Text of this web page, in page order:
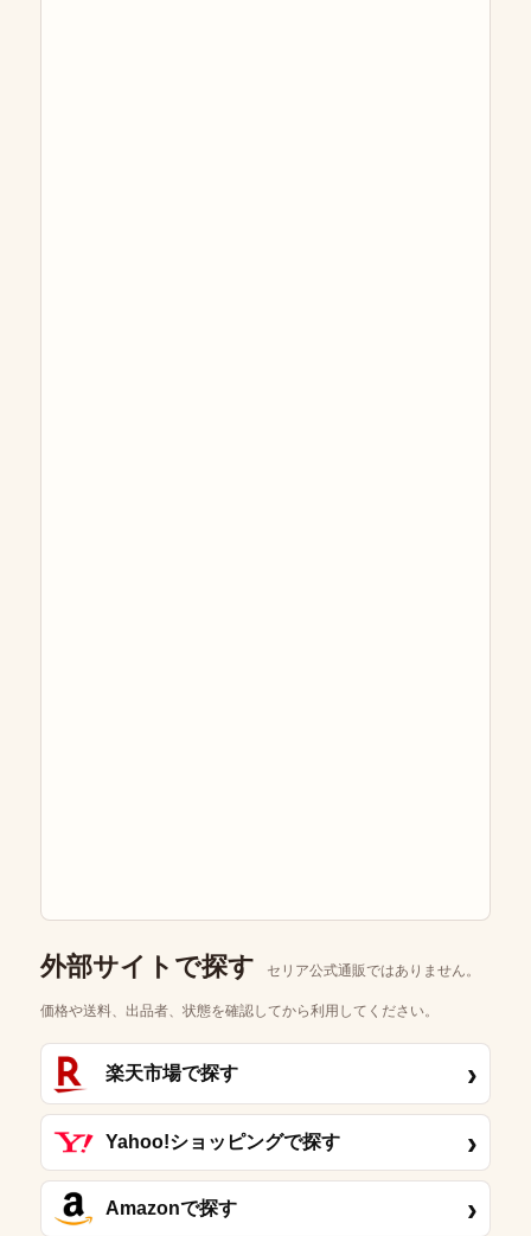
外部サイトで探す セリア公式通販ではありません。
価格や送料、出品者、状態を確認してから利用してください。
楽天市場で探す ›
Yahoo!ショッピングで探す ›
Amazonで探す ›